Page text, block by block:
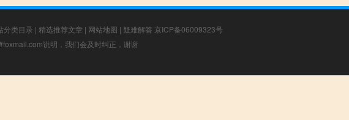
分类目录 | 精选推荐文章 | 网站地图 | 疑难解答 京ICP备06009323号
说明，我们会及时纠正，谢谢